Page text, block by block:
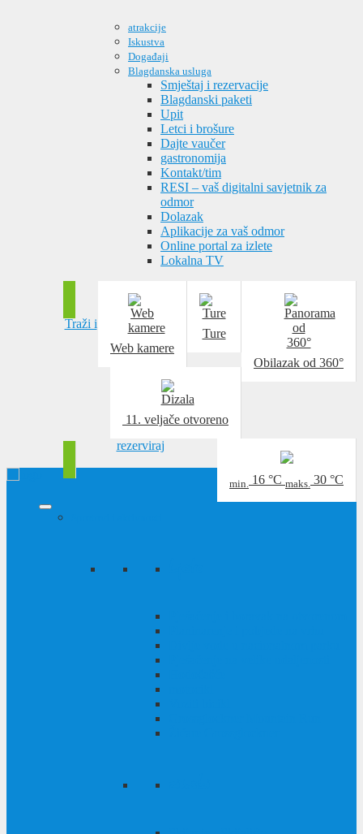
atrakcije
Iskustva
Događaji
Blagdanska usluga
Smještaj i rezervacije
Blagdanski paketi
Upit
Letci i brošure
Dajte vaučer
gastronomija
Kontakt/tim
RESI – vaš digitalni savjetnik za
odmor
Dolazak
Aplikacije za vaš odmor
Online portal za izlete
Lokalna TV
Obilazak od 360°
Ture
Web kamere
11. veljače otvoreno
min. 16 °C maks. 30 °C
Traži i
rezerviraj